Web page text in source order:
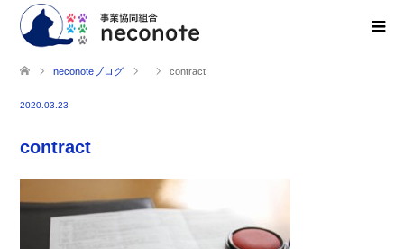
neconoteブログ contract
2020.03.23
contract